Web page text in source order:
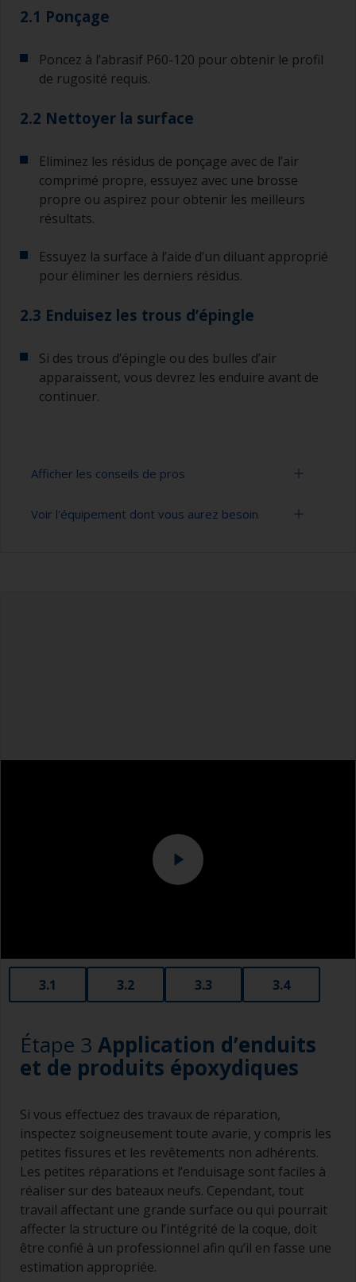
2.1 Ponçage
Poncez à l’abrasif P60-120 pour obtenir le profil
de rugosité requis.
2.2 Nettoyer la surface
Eliminez les résidus de ponçage avec de l’air
comprimé propre, essuyez avec une brosse
propre ou aspirez pour obtenir les meilleurs
résultats.
Essuyez la surface à l’aide d’un diluant approprié
pour éliminer les derniers résidus.
2.3 Enduisez les trous d’épingle
Si des trous d’épingle ou des bulles d’air
apparaissent, vous devrez les enduire avant de
continuer.
Afficher les conseils de pros
Un ponçage trop agressif peut révéler une
Voir l'équipement dont vous aurez besoin
pelucheux
3.1 3.2 3.3 3.4
Étape 3 Application d’enduits
et de produits époxydiques
Si vous effectuez des travaux de réparation,
inspectez soigneusement toute avarie, y compris les
petites fissures et les revêtements non adhérents.
Les petites réparations et l’enduisage sont faciles à
réaliser sur des bateaux neufs. Cependant, tout
travail affectant une grande surface ou qui pourrait
affecter la structure ou l’intégrité de la coque, doit
être confié à un professionnel afin qu’il en fasse une
estimation appropriée.